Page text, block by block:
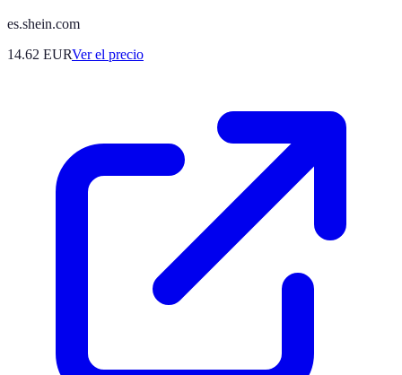
es.shein.com
14.62 EURVer el precio